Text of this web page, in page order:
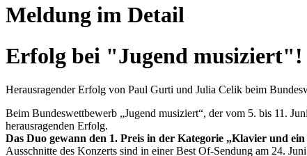
Meldung im Detail
Erfolg bei "Jugend musiziert"!
Herausragender Erfolg von Paul Gurti und Julia Celik beim
Beim Bundeswettbewerb „Jugend musiziert“, der vom 5. bis 11.
herausragenden Erfolg.
Das Duo gewann den 1. Preis in der Kategorie „Klavier und
Ausschnitte des Konzerts sind in einer Best Of-Sendung am 24.